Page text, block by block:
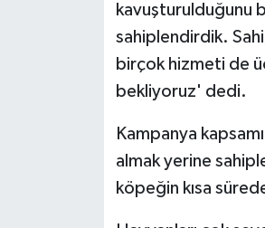
kavuşturulduğunu
sahiplendirdik.
birçok hizmeti de
bekliyoruz' dedi.
Kampanya
almak yerine
köpeğin kısa
ÜLKE GÜNDEMİ
Yerel Haberler